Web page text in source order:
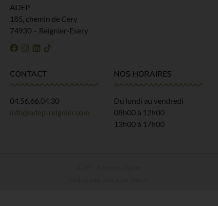
ADEP
185, chemin de Cery
74930 – Reignier-Esery
CONTACT
04.56.66.04.30
info@adep-reignier.com
NOS HORAIRES
Du lundi au vendredi
08h00 à 12h00
13h00 à 17h00